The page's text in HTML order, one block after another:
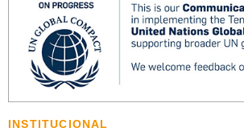
INSTITUCIONAL